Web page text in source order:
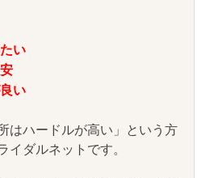
い
い
はハードルが高い」という方
イダルネットです。